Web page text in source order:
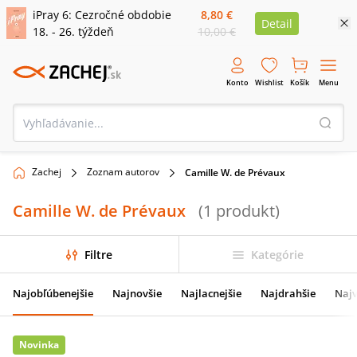
iPray 6: Cezročné obdobie
18. - 26. týždeň
8,80 €
10,00 €
Detail
Konto Wishlist Košík Menu
Zachej Zoznam autorov Camille W. de Prévaux
Camille W. de Prévaux (1 produkt)
Filtre Kategórie
Najobľúbenejšie Najnovšie Najlacnejšie Najdrahšie
Novinka